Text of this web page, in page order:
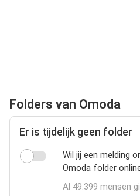
Folders van Omoda
Er is tijdelijk geen folder
Wil jij een melding
Omoda folder
Al 49.399 mensen